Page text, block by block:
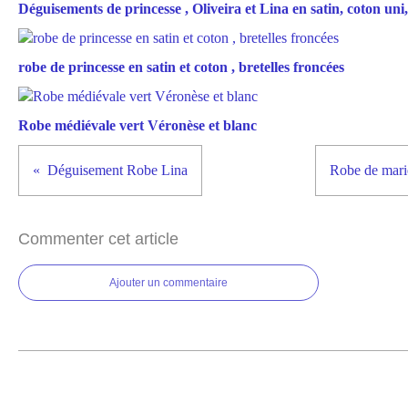
Déguisements de princesse , Oliveira et Lina en satin, coton
robe de princesse en satin et coton , bretelles froncées
Robe médiévale vert Véronèse et blanc
Déguisement Robe Lina Robe de
Commenter cet article
Ajouter un commentaire